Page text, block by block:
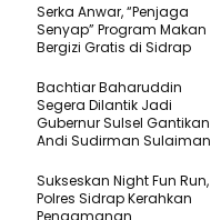
Serka Anwar, “Penjaga
Senyap” Program Makan
Bergizi Gratis di Sidrap
Bachtiar Baharuddin
Segera Dilantik Jadi
Gubernur Sulsel Gantikan
Andi Sudirman Sulaiman
Sukseskan Night Fun Run,
Polres Sidrap Kerahkan
Pengamanan